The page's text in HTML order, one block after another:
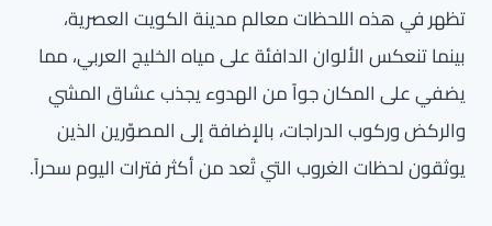
تظهر في هذه اللحظات معالم مدينة الكويت العصرية،
بينما تنعكس الألوان الدافئة على مياه الخليج العربي، مما
يضفي على المكان جواً من الهدوء يجذب عشاق المشي
والركض وركوب الدراجات، بالإضافة إلى المصوّرين الذين
يوثقون لحظات الغروب التي تُعد من أكثر فترات اليوم سحراً.